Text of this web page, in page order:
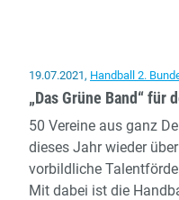
19.07.2021 , Handball 2.
„Das Grüne Band“ für
50 Vereine aus ganz
dieses Jahr wieder
vorbildliche
Mit dabei ist die